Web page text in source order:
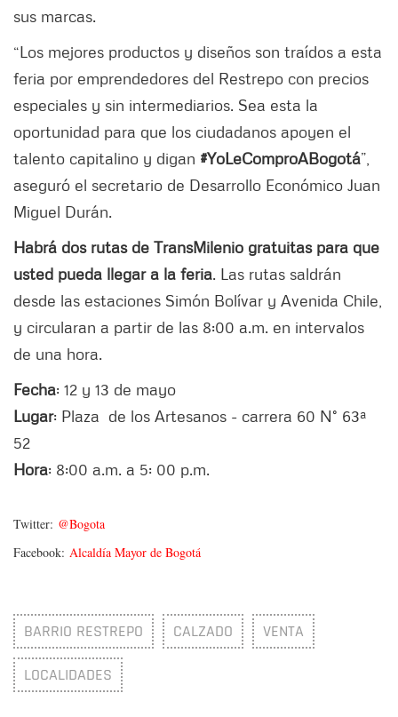
sus marcas.
“Los mejores productos y diseños son traídos a esta
feria por emprendedores del Restrepo con precios
especiales y sin intermediarios. Sea esta la
oportunidad para que los ciudadanos apoyen el
talento capitalino y digan #YoLeComproABogotá”,
aseguró el secretario de Desarrollo Económico Juan
Miguel Durán.
Habrá dos rutas de TransMilenio gratuitas para que
usted pueda llegar a la feria. Las rutas saldrán
desde las estaciones Simón Bolívar y Avenida Chile,
y circularan a partir de las 8:00 a.m. en intervalos
de una hora.
Fecha: 12 y 13 de mayo
Lugar: Plaza de los Artesanos - carrera 60 N° 63ª
52
Hora: 8:00 a.m. a 5: 00 p.m.
Twitter: @Bogota
Facebook: Alcaldía Mayor de Bogotá
BARRIO RESTREPO CALZADO VENTA
LOCALIDADES